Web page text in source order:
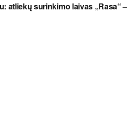
atliekų surinkimo laivas „Rasa“ –